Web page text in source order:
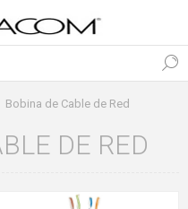
Bobina de Cable de Red
DE RED